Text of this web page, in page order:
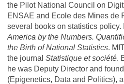
the Pilot National Council on
ENSAE and Ecole des Mines de
several books on statistics
America by the Numbers.
the Birth of National Statistics.
the journal Statistique et société.
he was Deputy Director and
(Epigenetics, Data and Politics),